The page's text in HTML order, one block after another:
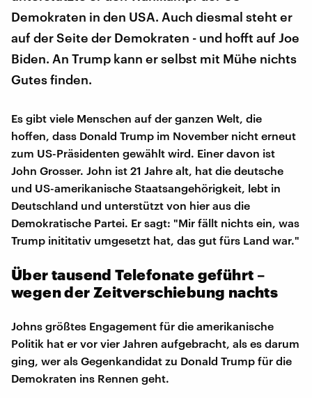
Demokraten in den USA. Auch diesmal steht er
auf der Seite der Demokraten - und hofft auf Joe
Biden. An Trump kann er selbst mit Mühe nichts
Gutes finden.
Es gibt viele Menschen auf der ganzen Welt, die
hoffen, dass Donald Trump im November nicht erneut
zum US-Präsidenten gewählt wird. Einer davon ist
John Grosser. John ist 21 Jahre alt, hat die deutsche
und US-amerikanische Staatsangehörigkeit, lebt in
Deutschland und unterstützt von hier aus die
Demokratische Partei. Er sagt: "Mir fällt nichts ein, was
Trump inititativ umgesetzt hat, das gut fürs Land war."
Über tausend Telefonate geführt –
wegen der Zeitverschiebung nachts
Johns größtes Engagement für die amerikanische
Politik hat er vor vier Jahren aufgebracht, als es darum
ging, wer als Gegenkandidat zu Donald Trump für die
Demokraten ins Rennen geht.